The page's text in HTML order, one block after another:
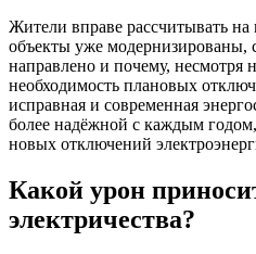
Жители вправе рассчитывать на
объекты уже модернизированы,
направлено и почему, несмотря
необходимость плановых
исправная и современная
более надёжной с каждым
новых отключений
Какой урон
электричества?